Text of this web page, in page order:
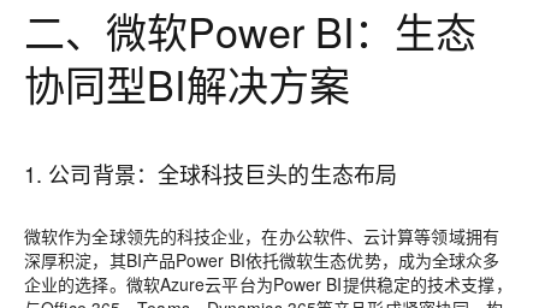
二、微软Power BI：生态
协同型BI解决方案
1. 公司背景：全球科技巨头的生态布局
微软作为全球领先的科技企业，在办公软件、云计算等领域拥有
深厚积淀，其BI产品Power BI依托微软生态优势，成为全球众多
企业的选择。微软Azure云平台为Power BI提供稳定的技术支撑，